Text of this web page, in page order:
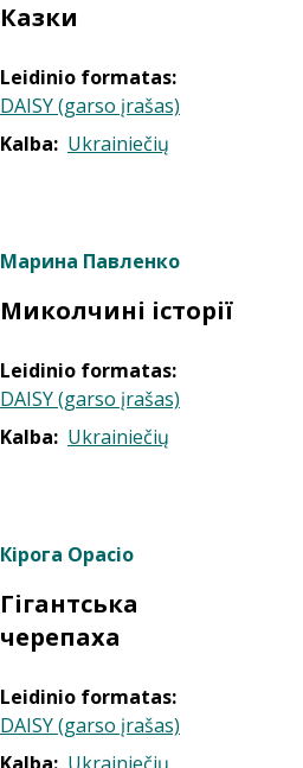
Казки
Leidinio formatas:
DAISY (garso įrašas)
Kalba: Ukrainiečių
Марина Павленко
Миколчині історії
Leidinio formatas:
DAISY (garso įrašas)
Kalba: Ukrainiečių
Кірога Орасіо
Гігантська
черепаха
Leidinio formatas:
DAISY (garso įrašas)